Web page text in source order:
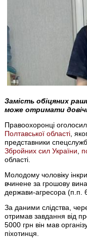
Замість обіцяних
може отримати
Правоохоронці
Полтавської області ,
представники
Збройних сил України
області.
Молодому чоловіку
вчинене за грошову
держави-агресора (п.п.
За даними слідства,
отримав завдання від
5000 грн він мав
піхотинця.